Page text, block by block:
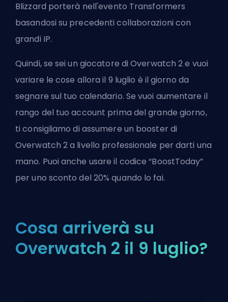
Blizzard porterà nell'evento Transformers
basandosi su precedenti collaborazioni con
grandi IP.
Quindi, se sei un giocatore di Overwatch 2 e vuoi
variare le cose allora il 9 luglio è il giorno da
segnare sul tuo calendario. Se vuoi aumentare il
rango del tuo account prima del grande giorno,
ti consigliamo di assumere un booster di
Overwatch 2 a livello professionale per darti una
mano. Puoi anche usare il codice “BoostToday”
per uno sconto del 20% quando lo fai.
Cosa arriverà su
Overwatch 2 il 9 luglio?